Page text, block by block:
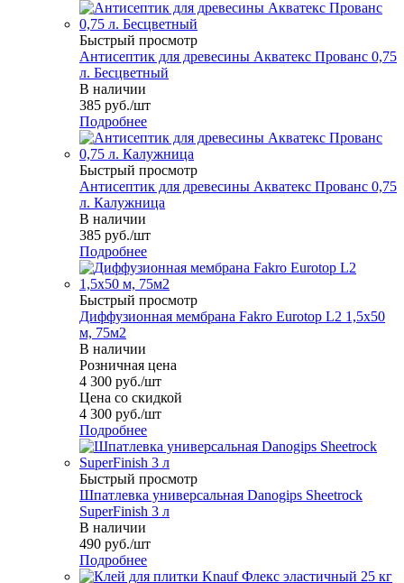
Быстрый просмотр
Антисептик для древесины Акватекс Прованс 0,75
л. Бесцветный
В наличии
385 руб./шт
Подробнее
Быстрый просмотр
Антисептик для древесины Акватекс Прованс 0,75
л. Калужница
В наличии
385 руб./шт
Подробнее
Быстрый просмотр
Диффузионная мембрана Fakro Eurotop L2 1,5x50
м, 75м2
В наличии
Розничная цена
4 300 руб./шт
Цена со скидкой
4 300 руб./шт
Подробнее
Быстрый просмотр
Шпатлевка универсальная Danogips Sheetrock
SuperFinish 3 л
В наличии
490 руб./шт
Подробнее